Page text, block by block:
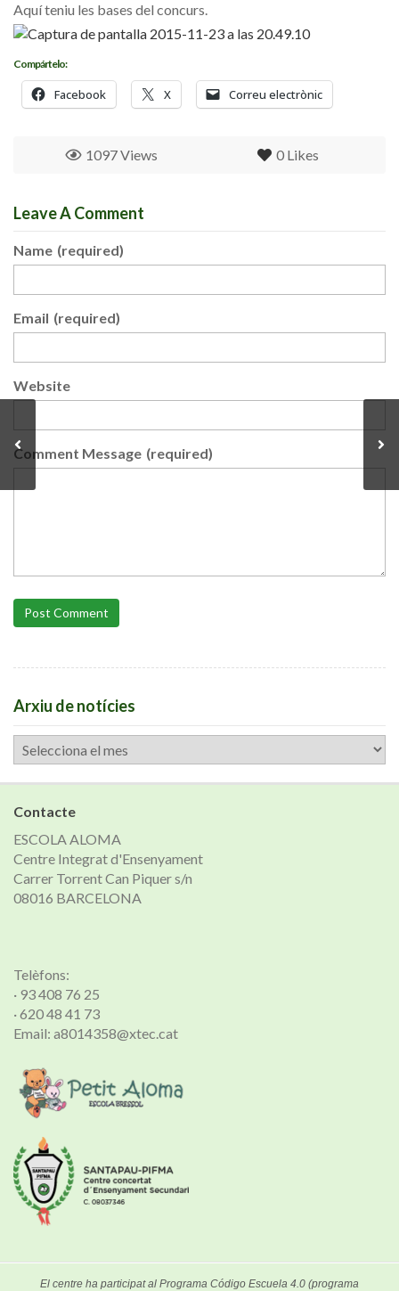
Aquí teniu les bases del concurs.
Compártelo:
Facebook X Correu electrònic
0 Likes
1097 Views
Leave A Comment
Name (required)
Email (required)
Website
Comment Message (required)
Post Comment
Arxiu de notícies
Arxiu
de
notícies
Contacte
ESCOLA ALOMA
Centre Integrat d'Ensenyament
Carrer Torrent Can Piquer s/n
08016 BARCELONA
Telèfons:
· 93 408 76 25
· 620 48 41 73
Email: a8014358@xtec.cat
El centre ha participat al Programa Código Escuela 4.0 (programa